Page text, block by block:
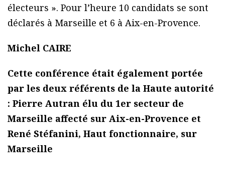
électeurs ». Pour l’heure 10 candidats se sont
déclarés à Marseille et 6 à Aix-en-Provence.
Michel CAIRE
Cette conférence était également portée
par les deux référents de la Haute autorité
: Pierre Autran élu du 1er secteur de
Marseille affecté sur Aix-en-Provence et
René Stéfanini, Haut fonctionnaire, sur
Marseille